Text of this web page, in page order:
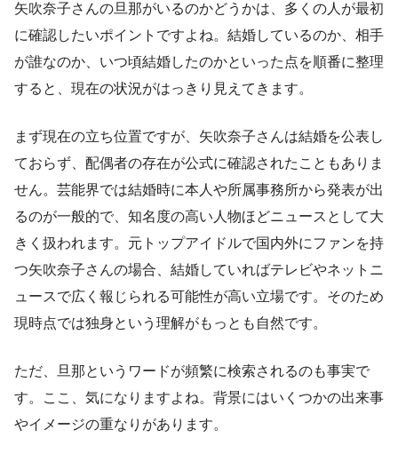
矢吹奈子さんの旦那がいるのかどうかは、多くの人が最初
に確認したいポイントですよね。結婚しているのか、相手
が誰なのか、いつ頃結婚したのかといった点を順番に整理
すると、現在の状況がはっきり見えてきます。
まず現在の立ち位置ですが、矢吹奈子さんは結婚を公表し
ておらず、配偶者の存在が公式に確認されたこともありま
せん。芸能界では結婚時に本人や所属事務所から発表が出
るのが一般的で、知名度の高い人物ほどニュースとして大
きく扱われます。元トップアイドルで国内外にファンを持
つ矢吹奈子さんの場合、結婚していればテレビやネットニ
ュースで広く報じられる可能性が高い立場です。そのため
現時点では独身という理解がもっとも自然です。
ただ、旦那というワードが頻繁に検索されるのも事実で
す。ここ、気になりますよね。背景にはいくつかの出来事
やイメージの重なりがあります。